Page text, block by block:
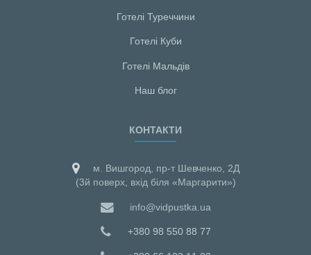
Готелі Туреччини
Готелі Куби
Готелі Мальдiв
Наш блог
КОНТАКТИ
м. Вишгород, пр-т Шевченко, 2Д
(3й поверх, вхід біля «Маргарити»)
info@vidpustka.ua
+380 98 550 88 77